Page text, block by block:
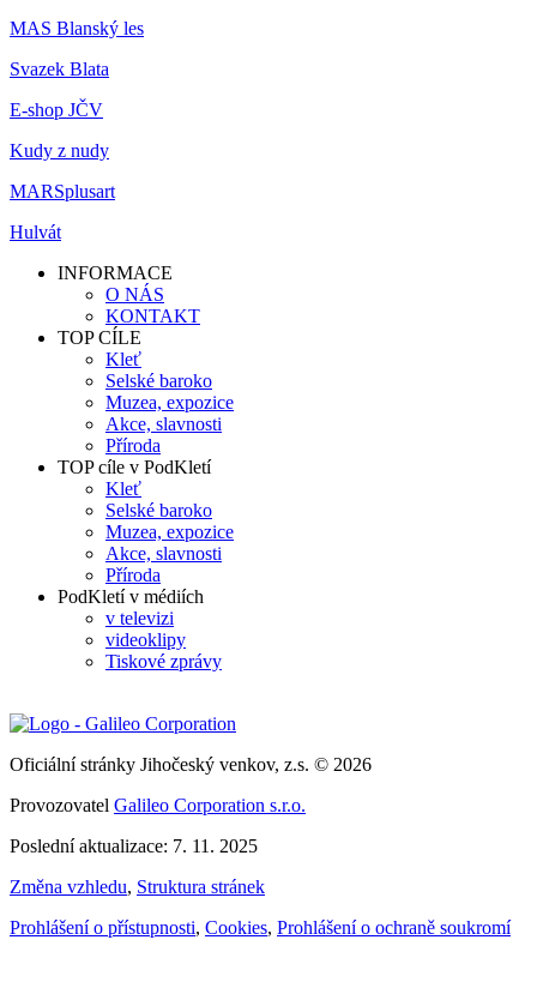
MAS Blanský les
Svazek Blata
E-shop JČV
Kudy z nudy
MARSplusart
Hulvát
INFORMACE
O NÁS
KONTAKT
TOP CÍLE
Kleť
Selské baroko
Muzea, expozice
Akce, slavnosti
Příroda
TOP cíle v PodKletí
Kleť
Selské baroko
Muzea, expozice
Akce, slavnosti
Příroda
PodKletí v médiích
v televizi
videoklipy
Tiskové zprávy
Oficiální stránky Jihočeský venkov, z.s. © 2026
Provozovatel Galileo Corporation s.r.o.
Poslední aktualizace: 7. 11. 2025
Změna vzhledu, Struktura stránek
Prohlášení o přístupnosti, Cookies, Prohlášení o ochraně soukromí